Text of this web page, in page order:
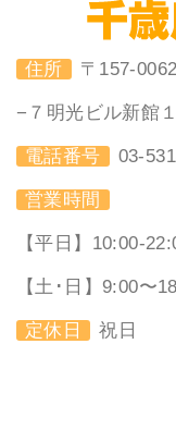
住所 〒157-
−７明光ビル新館
電話番号 03-
営業時間
【平日】10:00-
【土･日】9:00〜
定休日 祝日